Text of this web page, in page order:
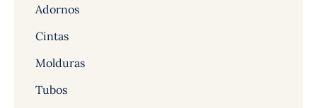
Adornos
Cintas
Molduras
Tubos